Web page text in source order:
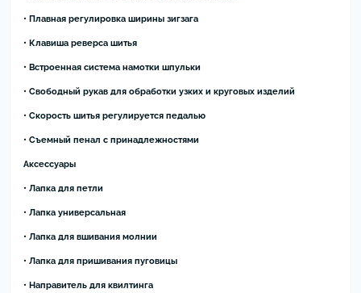
• Плавная регулировка ширины зигзага
• Клавиша реверса шитья
• Встроенная система намотки шпульки
• Свободный рукав для обработки узких и круговых изделий
• Скорость шитья регулируется педалью
• Съемный пенал с принадлежностями
Аксессуары
• Лапка для петли
• Лапка универсальная
• Лапка для вшивания молнии
• Лапка для пришивания пуговицы
• Направитель для квилтинга